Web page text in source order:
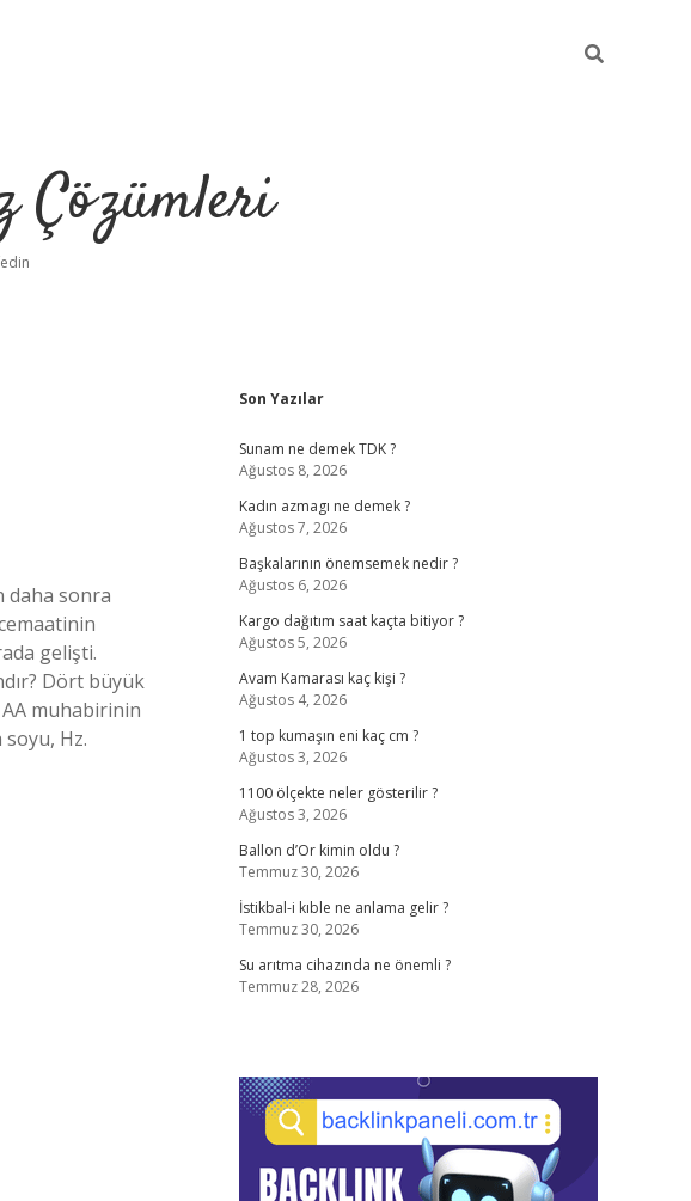
Çözümleri
daha sonra
gelişti.
Dört büyük
AA muhabirinin
Hz.
Sidebar
Son Yazılar
Sunam ne demek TDK ?
Ağustos 8, 2026
Kadın azmagı ne demek ?
Ağustos 7, 2026
Başkalarının önemsemek nedir ?
Ağustos 6, 2026
Kargo dağıtım saat kaçta bitiyor ?
Ağustos 5, 2026
Avam Kamarası kaç kişi ?
Ağustos 4, 2026
1 top kumaşın eni kaç cm ?
Ağustos 3, 2026
1100 ölçekte neler gösterilir ?
Ağustos 3, 2026
Ballon d’Or kimin oldu ?
Temmuz 30, 2026
İstikbal-i kıble ne anlama gelir ?
Temmuz 30, 2026
Su arıtma cihazında ne önemli ?
Temmuz 28, 2026